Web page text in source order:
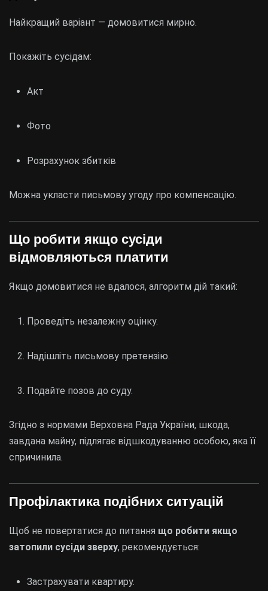
Найкращий варіант — домовитися мирно.
Покажіть сусідам:
Акт
Фото
Розрахунок збитків
Можна укласти письмову угоду про компенсацію.
Що робити якщо сусіди
відмовляються платити
Якщо домовитися не вдалося, алгоритм дій такий:
Проведіть незалежну оцінку.
Надішліть письмову претензію.
Подайте позов до суду.
Згідно з нормами Верховна Рада України, шкода,
завдана майну, підлягає відшкодуванню особою, яка її
спричинила.
Профілактика подібних ситуацій
Щоб не повертатися до питання що робити якщо
затопили сусіди зверху, рекомендується:
Застрахувати квартиру.